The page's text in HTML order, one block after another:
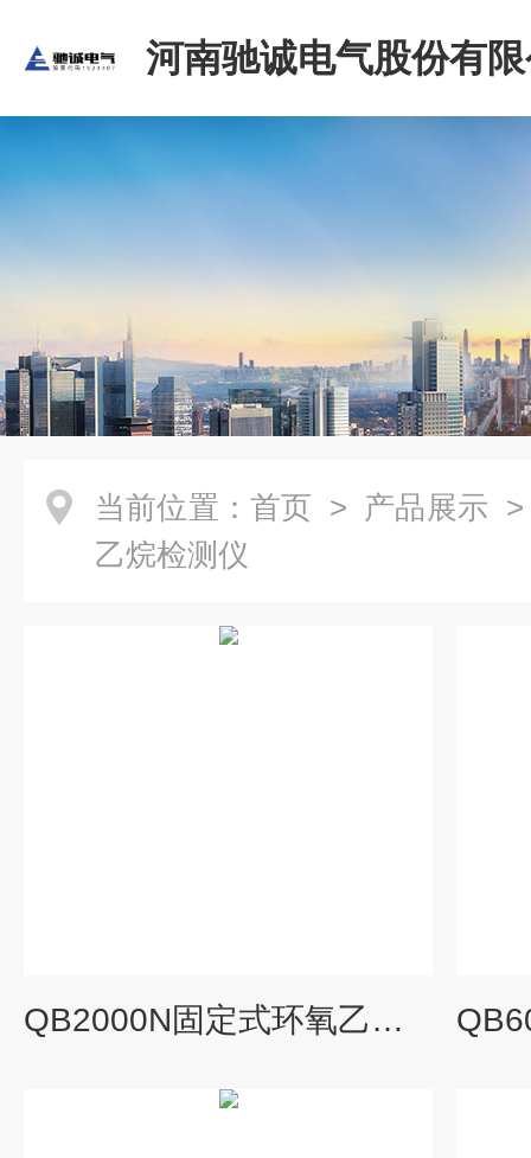
河南驰诚电气股份有
当前位置： 首页 > 产品展示
乙烷检测仪
QB2000N固定式环氧乙烷气体检测报警器